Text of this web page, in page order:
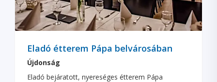
Eladó étterem Pápa belvárosában
Újdonság
Eladó bejáratott, nyereséges étterem Pápa